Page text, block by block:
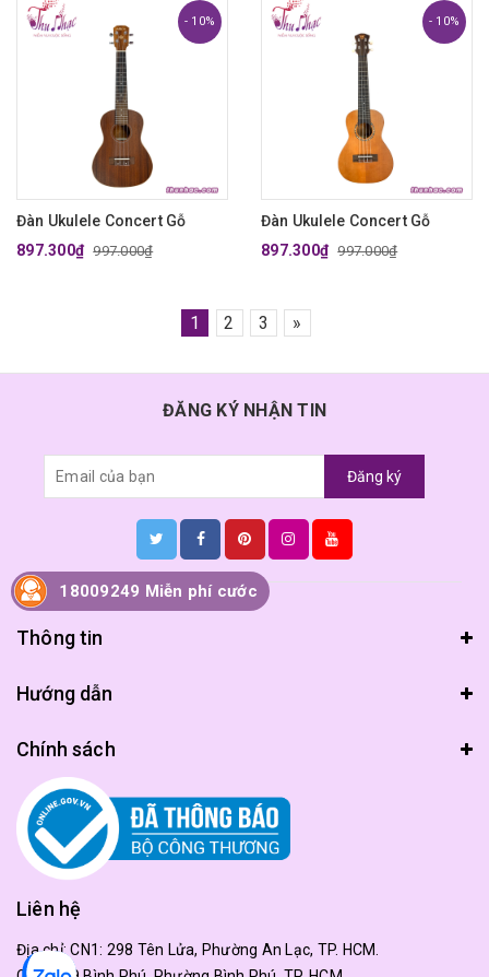
- 10%
Đàn Ukulele Concert Gỗ
897.300₫ 997.000₫
- 10%
Đàn Ukulele Concert Gỗ
897.300₫ 997.000₫
1 2 3 »
ĐĂNG KÝ NHẬN TIN
Đăng ký
Thông tin
Hướng dẫn
Chính sách
Liên hệ
Địa chỉ:CN1: 298 Tên Lửa, Phường An Lạc, TP. HCM.
18009249 Miễn phí cước